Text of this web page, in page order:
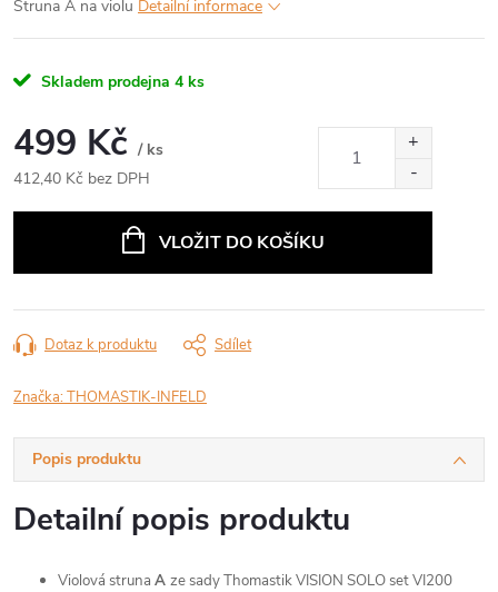
Struna A na violu Detailní informace
Skladem prodejna 4 ks
499 Kč / ks
412,40 Kč bez DPH
VLOŽIT DO KOŠÍKU
Dotaz k produktu Sdílet
Značka:THOMASTIK-INFELD
Popis produktu
Detailní popis produktu
Violová struna A ze sady Thomastik VISION SOLO set VI200